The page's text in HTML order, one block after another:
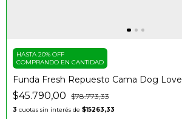
HASTA 20% OFF
COMPRANDO EN CANTIDAD
Funda Fresh Repuesto Cama Dog Love
$45.790,00 $78.773,33
3 cuotas sin interés de $15263,33